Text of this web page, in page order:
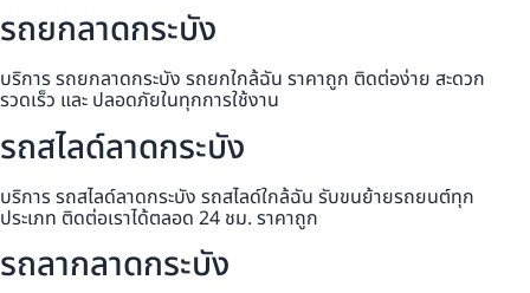
รถยกลาดกระบัง
บริการ รถยกลาดกระบัง รถยกใกล้ฉัน ราคาถูก ติดต่อง่าย สะดวก
รวดเร็ว และ ปลอดภัยในทุกการใช้งาน
รถสไลด์ลาดกระบัง
บริการ รถสไลด์ลาดกระบัง รถสไลด์ใกล้ฉัน รับขนย้ายรถยนต์ทุก
ประเภท ติดต่อเราได้ตลอด 24 ชม. ราคาถูก
รถลากลาดกระบัง